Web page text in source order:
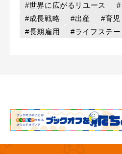
#世界に広がるリユース
#成長戦略
#出産 #育児
#長期雇用
#ライフステー